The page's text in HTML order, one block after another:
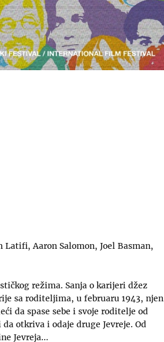
Aaron Salomon, Joel Basman,
režima. Sanja o karijeri džez
sa roditeljima, u februaru 1943, njen
da spase sebe i svoje roditelje od
otkriva i odaje druge Jevreje. Od
Jevreja…